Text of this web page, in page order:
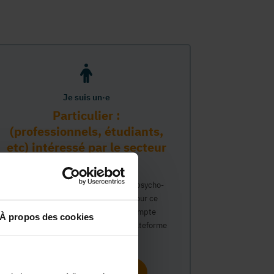
À propos des cookies
Je suis un·e
Particulier :
(professionnels, étudiants,
etc) intéressé par le secteur
PMS
Vous travaillez déjà dans le secteur psycho-
médico-social ou avez un intérêt pour ce
secteur et souhaitez obtenir un compte
personnel pour interagir sur notre plateforme